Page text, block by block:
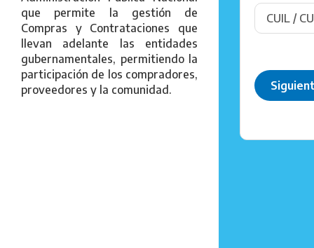
que permite la gestión de
Compras y Contrataciones que
llevan adelante las entidades
gubernamentales, permitiendo la
participación de los compradores,
proveedores y la comunidad.